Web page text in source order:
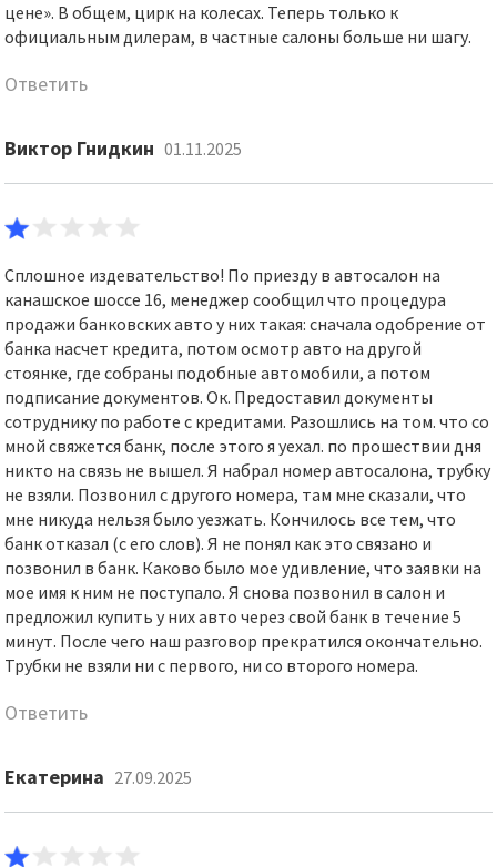
цене». В общем, цирк на колесах. Теперь только к
официальным дилерам, в частные салоны больше ни шагу.
Ответить
Виктор Гнидкин 01.11.2025
Сплошное издевательство! По приезду в автосалон на
канашское шоссе 16, менеджер сообщил что процедура
продажи банковских авто у них такая: сначала одобрение от
банка насчет кредита, потом осмотр авто на другой
стоянке, где собраны подобные автомобили, а потом
подписание документов. Ок. Предоставил документы
сотруднику по работе с кредитами. Разошлись на том. что со
мной свяжется банк, после этого я уехал. по прошествии дня
никто на связь не вышел. Я набрал номер автосалона, трубку
не взяли. Позвонил с другого номера, там мне сказали, что
мне никуда нельзя было уезжать. Кончилось все тем, что
банк отказал (с его слов). Я не понял как это связано и
позвонил в банк. Каково было мое удивление, что заявки на
мое имя к ним не поступало. Я снова позвонил в салон и
предложил купить у них авто через свой банк в течение 5
минут. После чего наш разговор прекратился окончательно.
Трубки не взяли ни с первого, ни со второго номера.
Ответить
Екатерина 27.09.2025